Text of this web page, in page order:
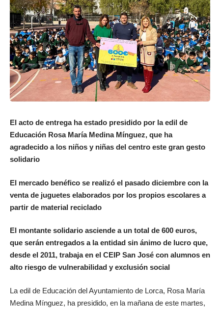
El acto de entrega ha estado presidido por la edil de
Educación Rosa María Medina Mínguez, que ha
agradecido a los niños y niñas del centro este gran gesto
solidario
El mercado benéfico se realizó el pasado diciembre con la
venta de juguetes elaborados por los propios escolares a
partir de material reciclado
El montante solidario asciende a un total de 600 euros,
que serán entregados a la entidad sin ánimo de lucro que,
desde el 2011, trabaja en el CEIP San José con alumnos en
alto riesgo de vulnerabilidad y exclusión social
La edil de Educación del Ayuntamiento de Lorca, Rosa María
Medina Mínguez, ha presidido, en la mañana de este martes,